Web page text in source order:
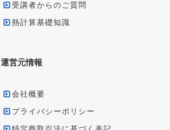
受講者からのご質問
熱計算基礎知識
運営元情報
会社概要
プライバシーポリシー